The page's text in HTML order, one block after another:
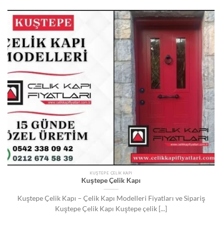
KUŞTEPE ÇELIK KAPI
Kuştepe Çelik Kapı
Kuştepe Çelik Kapı – Çelik Kapı Modelleri Fiyatları ve Sipariş
Kuştepe Çelik Kapı Kuştepe çelik [...]